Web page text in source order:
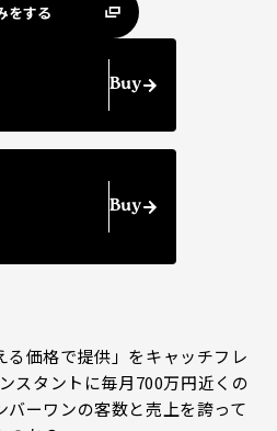
をする
Buy
Buy
る価格で提供」をキャッチフレ
スタントに毎月700万円近くの
ーワンの客数と売上を誇って